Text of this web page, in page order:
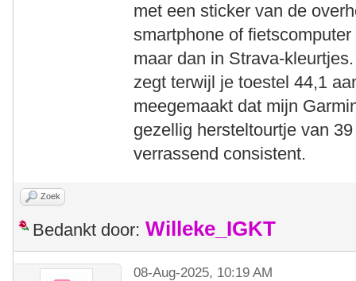
met een sticker van de
smartphone of
maar dan in Strava-
zegt terwijl je toestel 44,1
meegemaakt dat mijn
gezellig hersteltourtje van
verrassend consistent.
Zoek
Bedankt door: Willeke_IGKT
08-Aug-2025, 10:19 AM